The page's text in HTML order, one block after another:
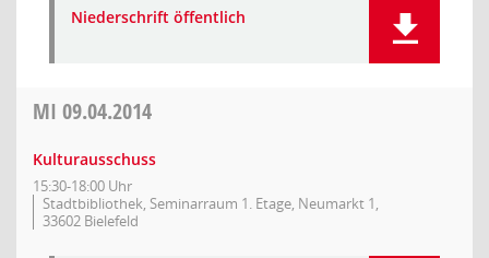
Niederschrift öffentlich
MI 09.04.2014
Kulturausschuss
15:30-18:00 Uhr
Stadtbibliothek, Seminarraum 1. Etage, Neumarkt 1,
33602 Bielefeld